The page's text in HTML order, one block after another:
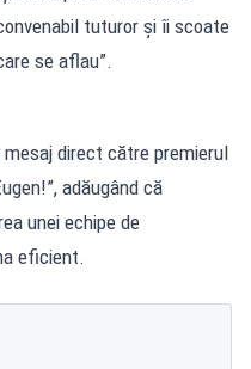
tuturor și îi scoate
se aflau”.
direct către premierul
adăugând că
unei echipe de
eficient.